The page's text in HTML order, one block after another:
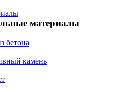
материалы
бетона
камень